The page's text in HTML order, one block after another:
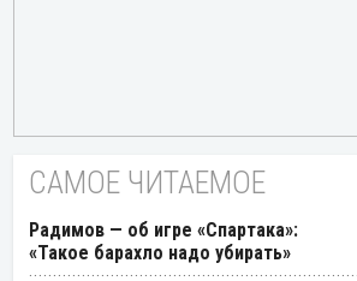
САМОЕ ЧИТАЕМОЕ
Радимов — об игре «Спартака»:
«Такое барахло надо убирать»